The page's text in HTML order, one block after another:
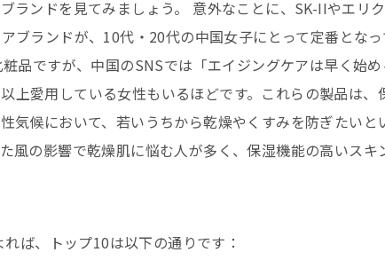
ランドを見てみましょう。 意外なことに、SK-IIやエリ
ブランドが、10代・20代の中国女子にとって定番とな
品ですが、中国のSNSでは「エイジングケアは早く始
上愛用している女性もいるほどです。これらの製品は、
気候において、若いうちから乾燥やくすみを防ぎたいと
風の影響で乾燥肌に悩む人が多く、保湿機能の高いスキ
ば、トップ10は以下の通りです：